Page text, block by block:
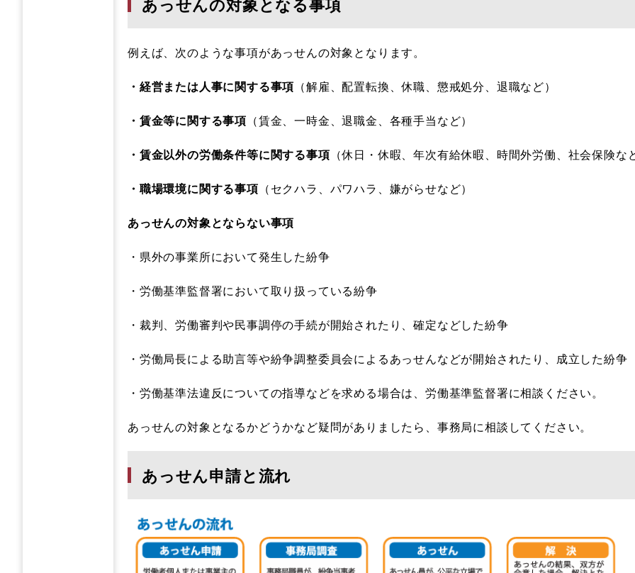
例えば、次のような事項があっせんの対象となります。
・経営または人事に関する事項 （解雇、配置転換、休職、懲戒処分、退職など）
・賃金等に関する事項 （賃金、一時金、退職金、各種手当など）
・賃金以外の労働条件等に関する事項 （休日・休暇、年次有給休暇、時間外労働、社会保険な
・職場環境に関する事項 （セクハラ、パワハラ、嫌がらせなど）
あっせんの対象とならない事項
・県外の事業所において発生した紛争
・労働基準監督署において取り扱っている紛争
・裁判、労働審判や民事調停の手続が開始されたり、確定などした紛争
・労働局長による助言等や紛争調整委員会によるあっせんなどが開始されたり、成立した紛争
・労働基準法違反についての指導などを求める場合は、労働基準監督署に相談ください。
あっせんの対象となるかどうかなど疑問がありましたら、事務局に相談してください。
あっせん申請と流れ